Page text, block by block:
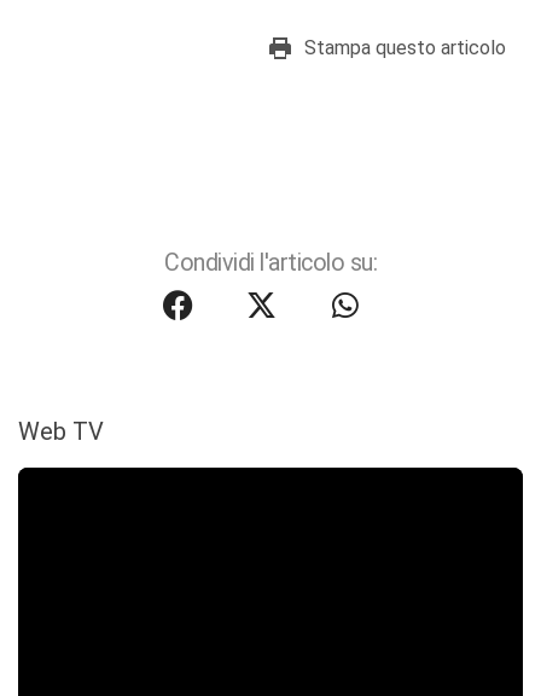
Stampa questo articolo
Condividi l'articolo su:
Web TV